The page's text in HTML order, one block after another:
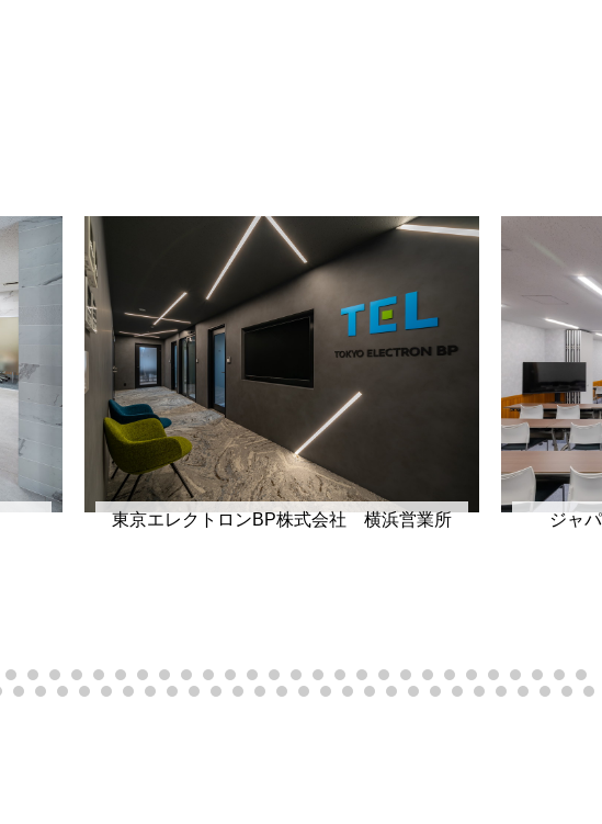
東京エレクトロンBP株式会社 横浜営業所 ジャ